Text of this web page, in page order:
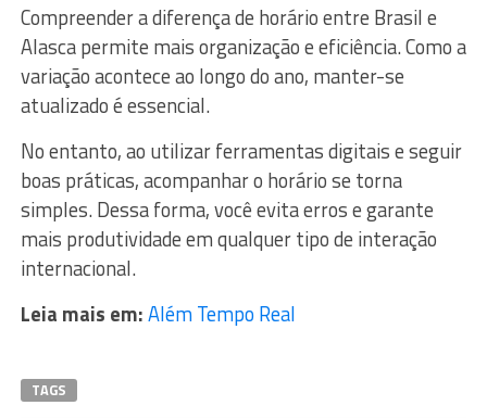
Compreender a diferença de horário entre Brasil e
Alasca permite mais organização e eficiência. Como a
variação acontece ao longo do ano, manter-se
atualizado é essencial.
No entanto, ao utilizar ferramentas digitais e seguir
boas práticas, acompanhar o horário se torna
simples. Dessa forma, você evita erros e garante
mais produtividade em qualquer tipo de interação
internacional.
Leia mais em:Além Tempo Real
TAGS